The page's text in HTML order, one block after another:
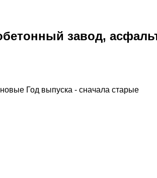
завод,
новые Год выпуска - сначала старые